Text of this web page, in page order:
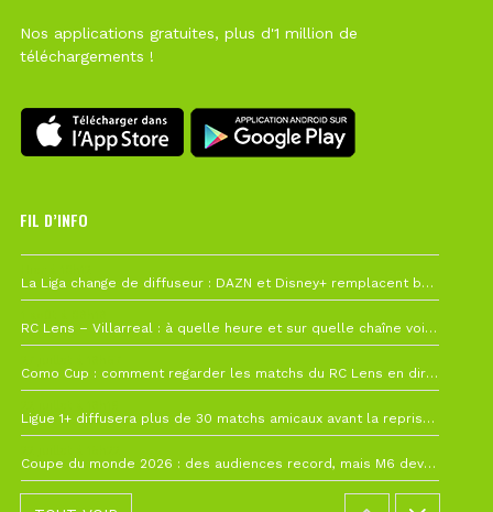
Nos applications gratuites, plus d'1 million de
téléchargements !
FIL D’INFO
La Liga change de diffuseur : DAZN et Disney+ remplacent beIN Sports !
RC Lens – Villarreal : à quelle heure et sur quelle chaîne voir la finale de la Como Cup ?
Como Cup : comment regarder les matchs du RC Lens en direct ?
Ligue 1+ diffusera plus de 30 matchs amicaux avant la reprise de la Ligue 1
Coupe du monde 2026 : des audiences record, mais M6 devrait perdre très gros !